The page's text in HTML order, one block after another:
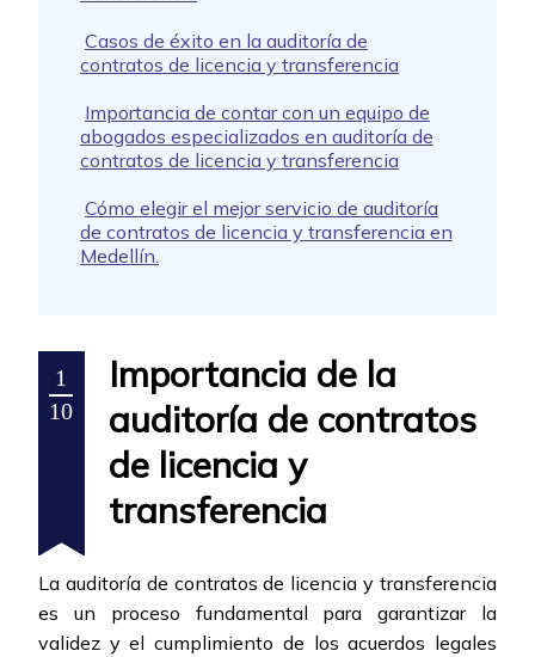
Casos de éxito en la auditoría de
contratos de licencia y transferencia
Importancia de contar con un equipo de
abogados especializados en auditoría de
contratos de licencia y transferencia
Cómo elegir el mejor servicio de auditoría
de contratos de licencia y transferencia en
Medellín.
1
10
Importancia de la
auditoría de contratos
de licencia y
transferencia
La auditoría de contratos de licencia y transferencia
es un proceso fundamental para garantizar la
validez y el cumplimiento de los acuerdos legales